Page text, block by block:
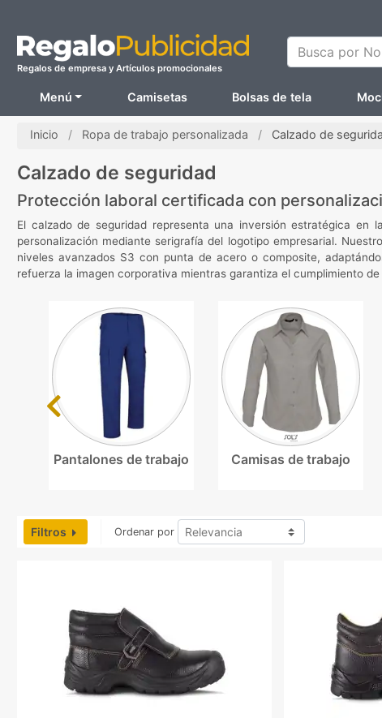
Regalos de empresa y Artículos promocionales
Busca por
Menú Camisetas Bolsas de tela
Inicio Ropa de trabajo personalizada Calzado de
Calzado de seguridad
Protección laboral certificada con
El calzado de seguridad representa una inversión estratégica en
personalización mediante serigrafía del logotipo empresarial.
niveles avanzados S3 con punta de acero o composite,
refuerza la imagen corporativa mientras garantiza el cumplimiento
Pantalones de trabajo Camisas de trabajo
Previous
Filtros Ordenar por